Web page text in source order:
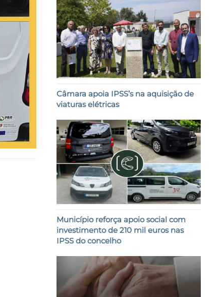
Câmara apoia IPSS’s na aquisição de
viaturas elétricas
Município reforça apoio social com
investimento de 210 mil euros nas
IPSS do concelho